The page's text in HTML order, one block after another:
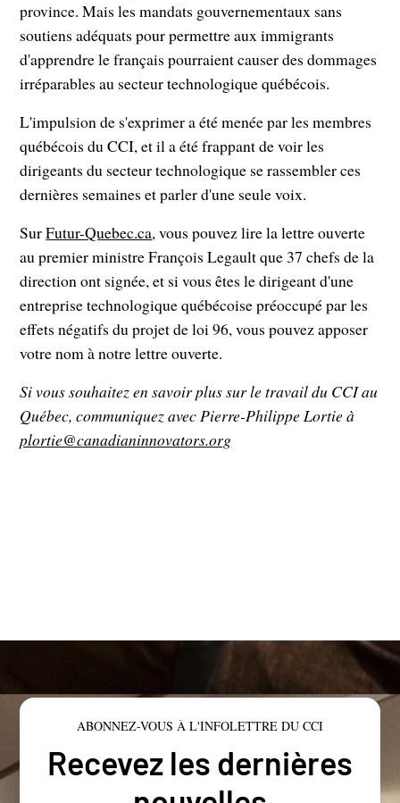
province. Mais les mandats gouvernementaux sans
soutiens adéquats pour permettre aux immigrants
d'apprendre le français pourraient causer des dommages
irréparables au secteur technologique québécois.
L'impulsion de s'exprimer a été menée par les membres
québécois du CCI, et il a été frappant de voir les
dirigeants du secteur technologique se rassembler ces
dernières semaines et parler d'une seule voix.
SurFutur-Quebec.ca, vous pouvez lire la lettre ouverte
au premier ministre François Legault que 37 chefs de la
direction ont signée, et si vous êtes le dirigeant d'une
entreprise technologique québécoise préoccupé par les
effets négatifs du projet de loi 96, vous pouvez apposer
votre nom à notre lettre ouverte.
Si vous souhaitez en savoir plus sur le travail du CCI au
Québec, communiquez avec Pierre-Philippe Lortie à
plortie@canadianinnovators.org
ABONNEZ-VOUS À L'INFOLETTRE DU CCI
Recevez les dernières